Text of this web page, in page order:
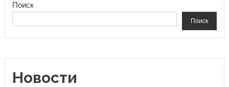
Поиск
Поиск
Новости